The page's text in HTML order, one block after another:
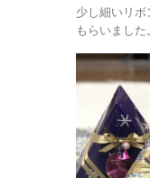
少し細いリ
もらいました。